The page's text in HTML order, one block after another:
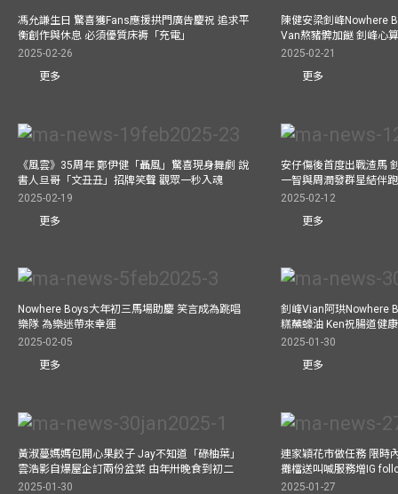
馮允謙生日 驚喜獲Fans應援拱門廣告慶祝 追求平
衡創作與休息 必須優質床褥「充電」
2025-02-26
更多
陳健安梁釗峰Nowhere
Van熬豬髀加餸 釗峰心
2025-02-21
更多
《風雲》35周年 鄭伊健「聶風」驚喜現身舞劇 說
書人旦哥「文丑丑」招牌笑聲 觀眾一秒入魂
2025-02-19
更多
安仔傷後首度出戰渣馬
一智與周潤發群星結伴
2025-02-12
更多
Nowhere Boys大年初三馬場助慶 笑言成為跳唱
樂隊 為樂迷帶來幸運
2025-02-05
更多
釗峰Vian阿珙Nowhere
糕蘸蠔油 Ken祝腸道健康
2025-01-30
更多
黃淑蔓媽媽包開心果餃子 Jay不知道「碌柚葉」
雲浩影自爆屋企訂兩份盆菜 由年卅晚食到初二
2025-01-30
連家穎花市做任務 限時
攤檔送叫喊服務增IG
2025-01-27